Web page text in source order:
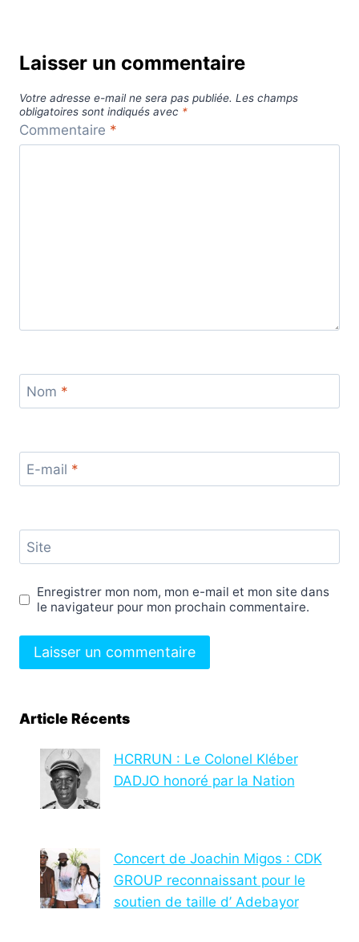
Laisser un commentaire
Votre adresse e-mail ne sera pas publiée. Les champs
obligatoires sont indiqués avec *
Commentaire *
Nom *
E-mail *
Site
Enregistrer mon nom, mon e-mail et mon site dans
le navigateur pour mon prochain commentaire.
Article Récents
HCRRUN : Le Colonel Kléber
DADJO honoré par la Nation
Concert de Joachin Migos : CDK
GROUP reconnaissant pour le
soutien de taille d’ Adebayor